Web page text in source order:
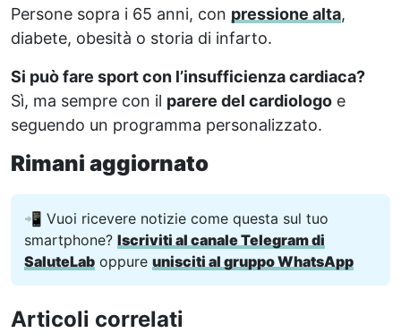
Persone sopra i 65 anni, con pressione alta,
diabete, obesità o storia di infarto.
Si può fare sport con l’insufficienza cardiaca?
Sì, ma sempre con il parere del cardiologo e
seguendo un programma personalizzato.
Rimani aggiornato
📲 Vuoi ricevere notizie come questa sul tuo
smartphone? Iscriviti al canale Telegram di
SaluteLab oppure unisciti al gruppo WhatsApp
Articoli correlati